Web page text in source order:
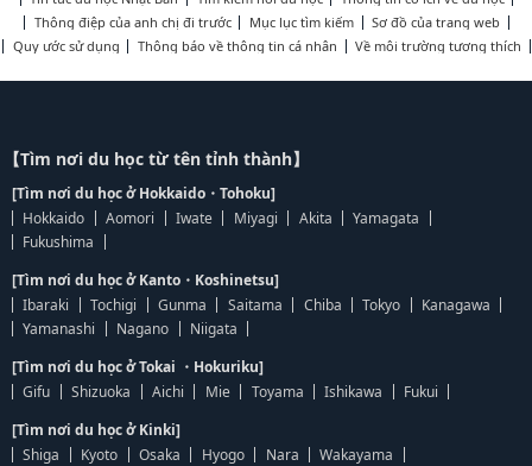
Thông điệp của anh chị đi trước
Mục lục tìm kiếm
Sơ đồ của trang web
Quy ước sử dụng
Thông báo về thông tin cá nhân Về môi trường tương thích
【Tìm nơi du học từ tên tỉnh thành】
[Tìm nơi du học ở Hokkaido・Tohoku]
Hokkaido
Aomori Iwate Miyagi Akita
Yamagata
Fukushima
[Tìm nơi du học ở Kanto・Koshinetsu]
Ibaraki
Tochigi Gunma Saitama Chiba Tokyo
Kanagawa
Yamanashi
Nagano
Niigata
[Tìm nơi du học ở Tokai ・Hokuriku]
Gifu
Shizuoka Aichi Mie Toyama Ishikawa
Fukui
[Tìm nơi du học ở Kinki]
Shiga
Kyoto Osaka Hyogo Nara
Wakayama